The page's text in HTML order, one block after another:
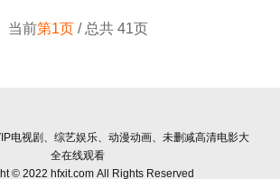
当前第1页/ 总共 41页
电视剧、综艺娱乐、动漫动画、未删减高清电影大
全在线观看
© 2022 hfxit.com All Rights Reserved